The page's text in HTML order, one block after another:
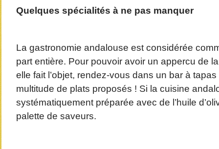
Quelques spécialités à ne pas manquer
La gastronomie andalouse est considérée
part entière. Pour pouvoir avoir un appercu de
elle fait l’objet, rendez-vous dans un bar à
multitude de plats proposés ! Si la cuisine
systématiquement préparée avec de l’huile
palette de saveurs.